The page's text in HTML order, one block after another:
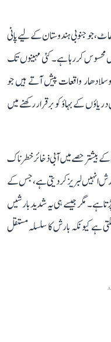
جو جنوبی ہندوستان کے لیے پانی
محسوس کر رہا ہے۔ کئی مہینوں تک
واقعات پیش آتے ہیں جو
کے بہاؤ کو برقرار رکھنے میں
کے بیشتر حصے میں آبی ذخائر خطرناک
انہیں لبریز کر دیتی ہے، جس کے
ہے۔ مگر جیسے ہی یہ شدید بارشیں
ہے کیونکہ بارش کا سلسلہ مستقل